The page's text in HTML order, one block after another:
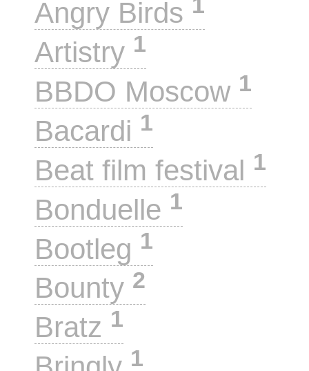
Angry Birds
Artistry 1
BBDO Moscow 1
Bacardi 1
Beat film festival 1
Bonduelle 1
Bootleg 1
Bounty 2
Bratz 1
1